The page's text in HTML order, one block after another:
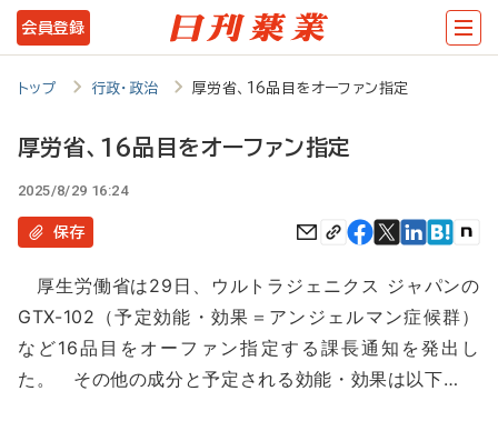
メ
イ
ン
テ
動
会員登録
トップ 行政・政治 厚労省、16品目をオーファン指定
厚労省、16品目をオーファン指定
2025/8/29 16:24
保存
厚生労働省は29日、ウルトラジェニクス ジャパンの
GTX-102（予定効能・効果＝アンジェルマン症候群）
など16品目をオーファン指定する課長通知を発出し
た。 その他の成分と予定される効能・効果は以下…